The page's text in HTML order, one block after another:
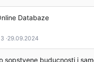
Databaze
29.09.2024
sopstvene buducnosti i